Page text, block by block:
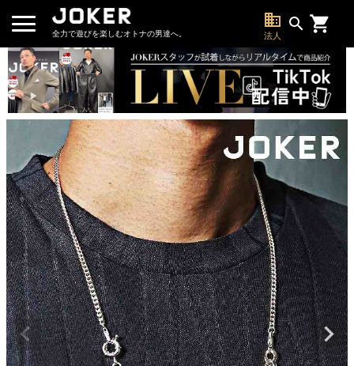
全力で遊びを楽しむオトナの男達へ。
business
法人
search